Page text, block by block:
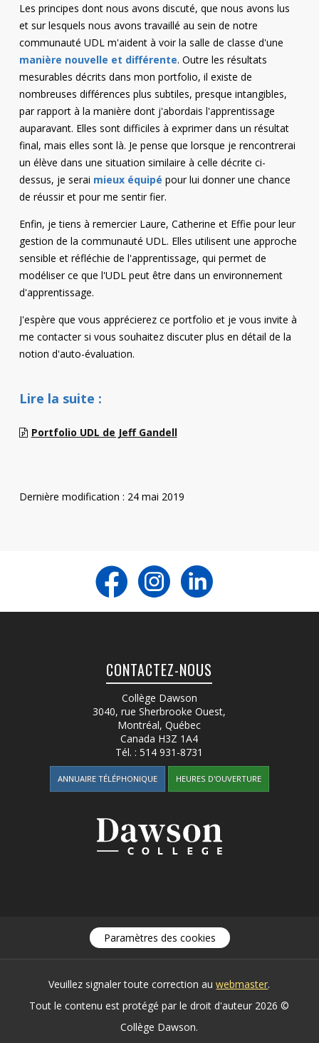
Les principes dont nous avons discuté, que nous avons lus
et sur lesquels nous avons travaillé au sein de notre
communauté UDL m'aident à voir la salle de classe d'une
manière nouvelle et différente. Outre les résultats
mesurables décrits dans mon portfolio, il existe de
nombreuses différences plus subtiles, presque intangibles,
par rapport à la manière dont j'abordais l'apprentissage
auparavant. Elles sont difficiles à exprimer dans un résultat
final, mais elles sont là. Je pense que lorsque je rencontrerai
un élève dans une situation similaire à celle décrite ci-
dessus, je serai mieux équipé pour lui donner une chance
de réussir et pour me sentir fier.
Enfin, je tiens à remercier Laure, Catherine et Effie pour leur
gestion de la communauté UDL. Elles utilisent une approche
sensible et réfléchie de l'apprentissage, qui permet de
modéliser ce que l'UDL peut être dans un environnement
d'apprentissage.
J'espère que vous apprécierez ce portfolio et je vous invite à
me contacter si vous souhaitez discuter plus en détail de la
notion d'auto-évaluation.
Lire la suite :
Portfolio UDL de Jeff Gandell
Dernière modification : 24 mai 2019
CONTACTEZ-NOUS
Collège Dawson
3040, rue Sherbrooke Ouest,
Montréal, Québec
Canada H3Z 1A4
Tél. :514 931-8731
ANNUAIRE TÉLÉPHONIQUE HEURES D'OUVERTURE
Paramètres des cookies
Veuillez signaler toute correction auwebmaster.
Tout le contenu est protégé par le droit d'auteur 2026 ©
Collège Dawson.